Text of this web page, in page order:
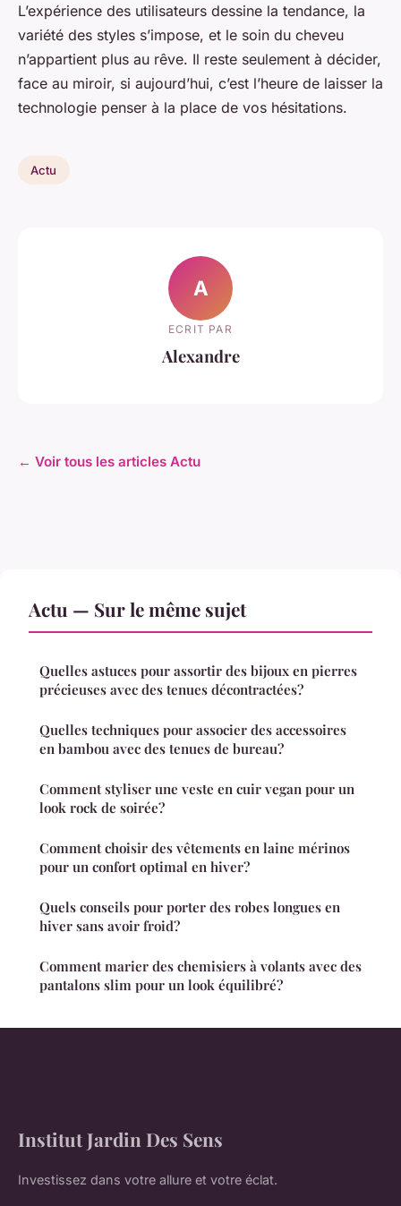
L’expérience des utilisateurs dessine la tendance, la
variété des styles s’impose, et le soin du cheveu
n’appartient plus au rêve. Il reste seulement à décider,
face au miroir, si aujourd’hui, c’est l’heure de laisser la
technologie penser à la place de vos hésitations.
Actu
A
ECRIT PAR
Alexandre
← Voir tous les articles Actu
Actu — Sur le même sujet
Quelles astuces pour assortir des bijoux en pierres
précieuses avec des tenues décontractées?
Quelles techniques pour associer des accessoires
en bambou avec des tenues de bureau?
Comment styliser une veste en cuir vegan pour un
look rock de soirée?
Comment choisir des vêtements en laine mérinos
pour un confort optimal en hiver?
Quels conseils pour porter des robes longues en
hiver sans avoir froid?
Comment marier des chemisiers à volants avec des
pantalons slim pour un look équilibré?
Institut Jardin Des Sens
Investissez dans votre allure et votre éclat.